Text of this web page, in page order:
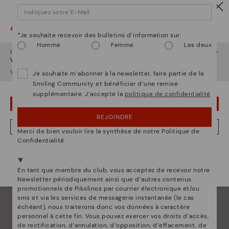
La nature de Pikolinos
Découvrez suite
Depuis 1984, nous nous efforçons de rendre chaque
Attention !
Il semble que vous êtes enÉtats-Unis
et vous allez accéder au site
Web de
Voulez-vous aller sur le site Web deÉtats-Unis?
NON, JE VEUX ALLER SUR LE SITE WEB DU LUXEMBOURG
*Je souhaite recevoir des bulletins d’information sur:
Homme
Femme Les deux
Je souhaite m’abonner à la newsletter, faire partie de la
Smiling Community et bénéficier d’une remise
supplémentaire. J’accepte la politique de confidentialité
REJOINDRE
Merci de bien vouloir lire la synthèse de notre Politique de
Confidentialité
En tant que membre du club, vous acceptez de recevoir notre
Newsletter périodiquement ainsi que d’autres contenus
promotionnels de Pikolinos par courrier électronique et/ou
sms et via les services de messagerie instantanée (le cas
échéant), nous traiterons donc vos données à caractère
personnel à cette fin. Vous pouvez exercer vos droits d’accès,
de rectification, d’annulation, d’opposition, d’effacement, de